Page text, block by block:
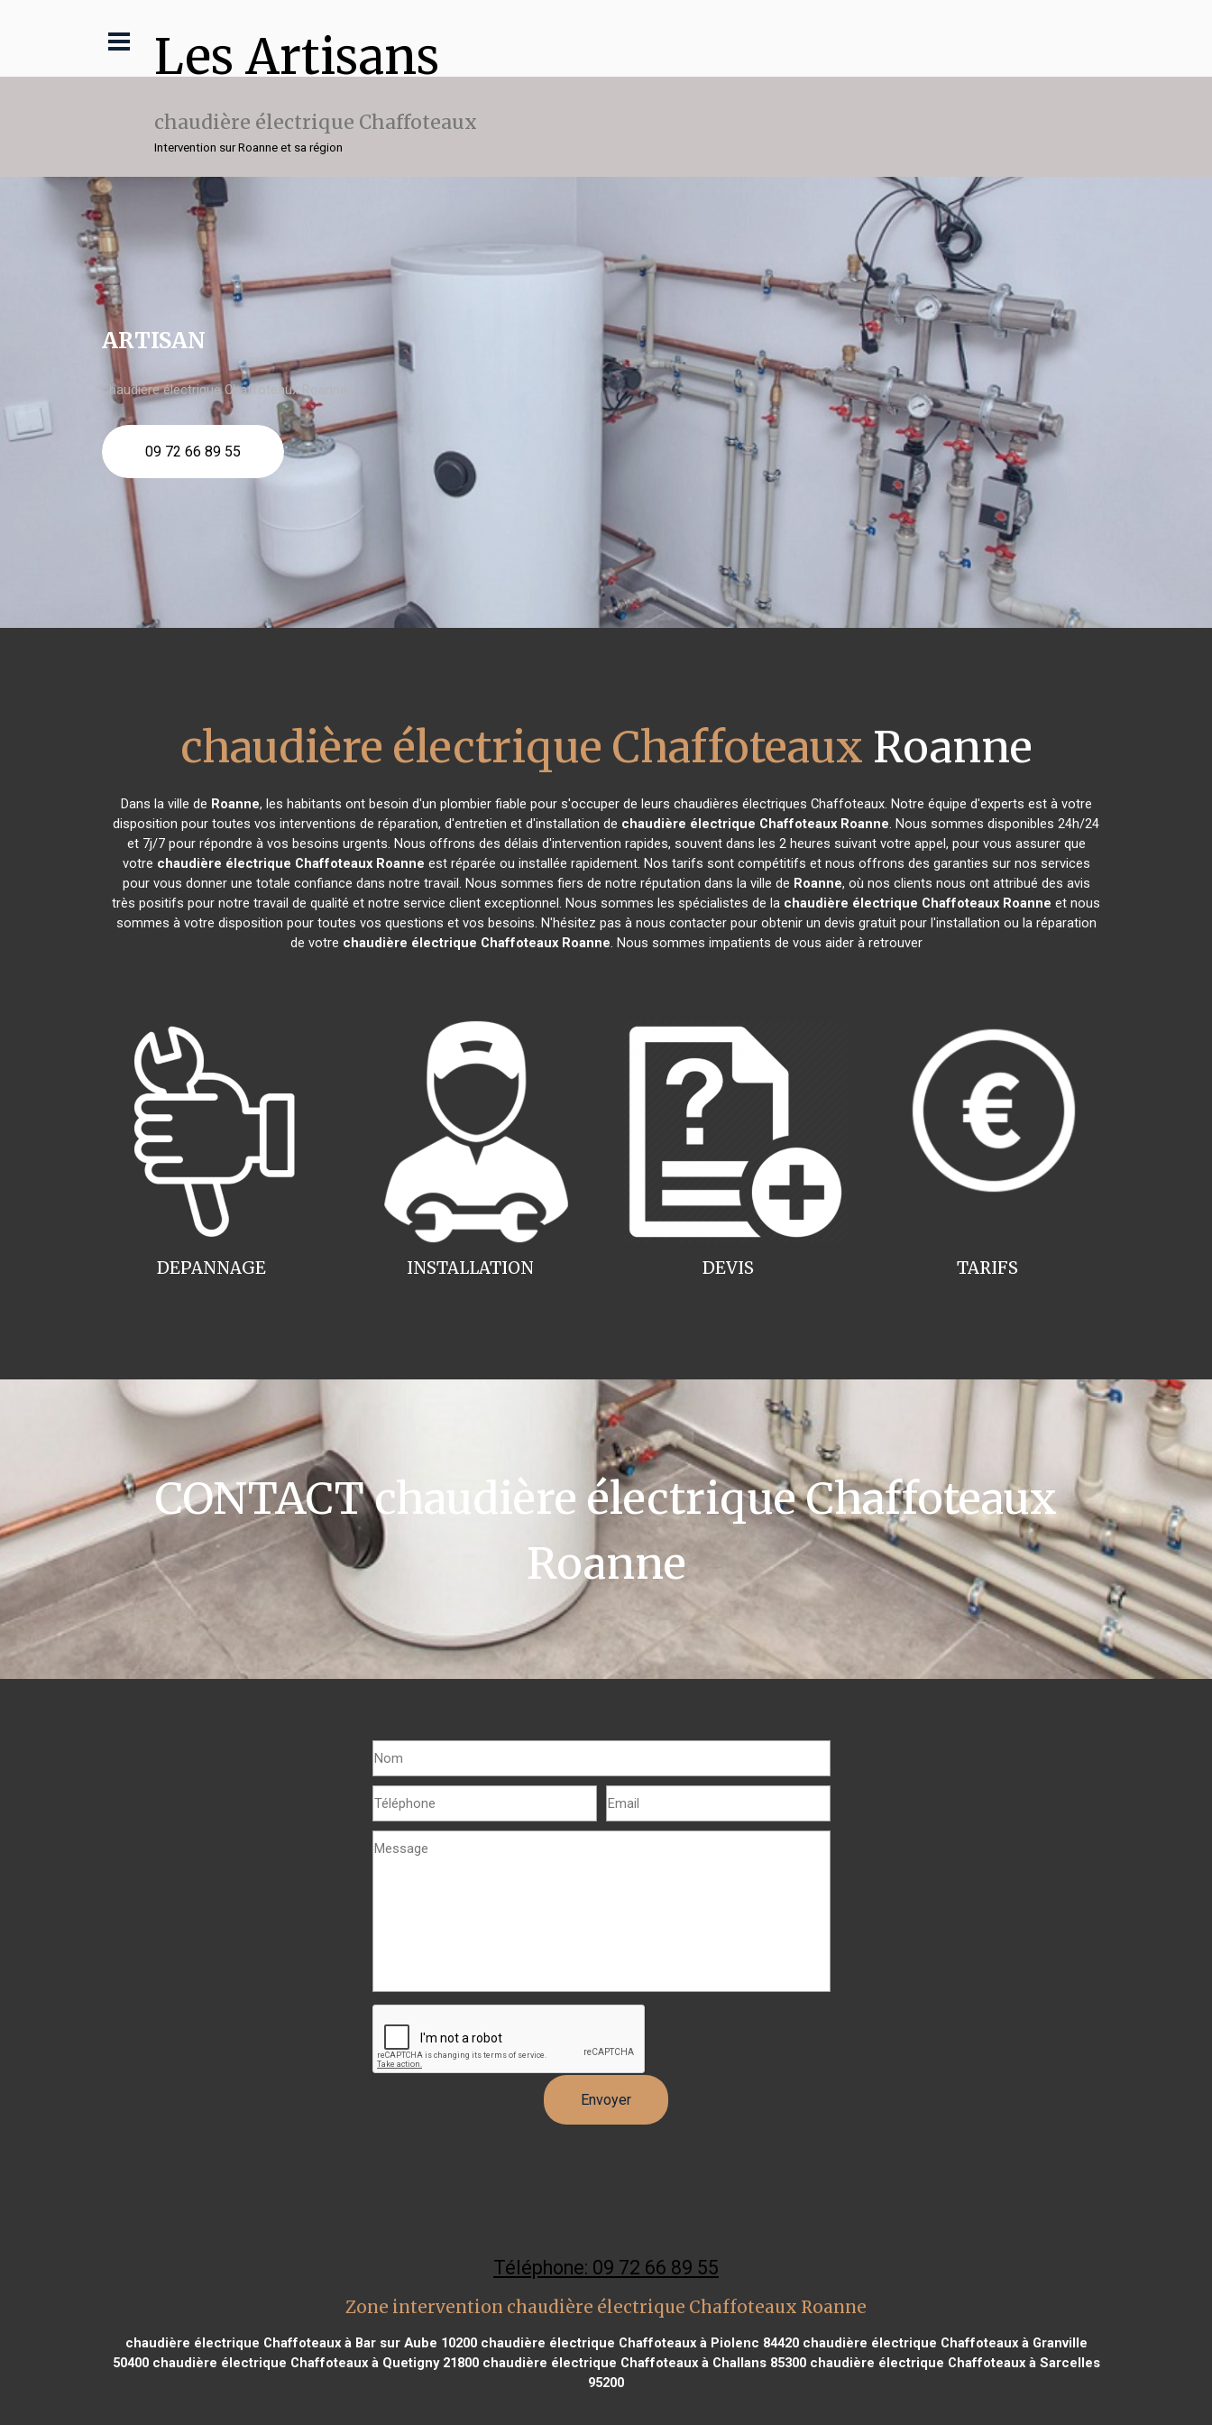
Les Artisans
chaudière électrique Chaffoteaux
Intervention sur Roanne et sa région
ARTISAN
chaudière électrique Chaffoteaux Roanne
09 72 66 89 55
chaudière électrique Chaffoteaux Roanne
Dans la ville de Roanne, les habitants ont besoin d'un plombier fiable pour s'occuper de leurs chaudières électriques Chaffoteaux. Notre équipe d'experts est à votre
disposition pour toutes vos interventions de réparation, d'entretien et d'installation de chaudière électrique Chaffoteaux Roanne. Nous sommes disponibles 24h/24
et 7j/7 pour répondre à vos besoins urgents. Nous offrons des délais d'intervention rapides, souvent dans les 2 heures suivant votre appel, pour vous assurer que
votre chaudière électrique Chaffoteaux Roanne est réparée ou installée rapidement. Nos tarifs sont compétitifs et nous offrons des garanties sur nos services
pour vous donner une totale confiance dans notre travail. Nous sommes fiers de notre réputation dans la ville de Roanne, où nos clients nous ont attribué des avis
très positifs pour notre travail de qualité et notre service client exceptionnel. Nous sommes les spécialistes de la chaudière électrique Chaffoteaux Roanne et nous
sommes à votre disposition pour toutes vos questions et vos besoins. N'hésitez pas à nous contacter pour obtenir un devis gratuit pour l'installation ou la réparation
de votre chaudière électrique Chaffoteaux Roanne. Nous sommes impatients de vous aider à retrouver
INSTALLATION
DEPANNAGE TARIFS
DEVIS
CONTACT chaudière électrique Chaffoteaux
Roanne
Téléphone: 09 72 66 89 55
Zone intervention chaudière électrique Chaffoteaux Roanne
chaudière électrique Chaffoteaux à Bar sur Aube 10200chaudière électrique Chaffoteaux à Piolenc 84420chaudière électrique Chaffoteaux à Granville
50400chaudière électrique Chaffoteaux à Quetigny 21800chaudière électrique Chaffoteaux à Challans 85300chaudière électrique Chaffoteaux à Sarcelles
95200